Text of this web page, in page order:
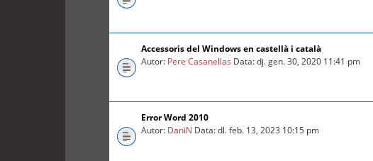
Accessoris del Windows en castellà i català
Autor: Pere Casanellas Data: dj. gen. 30, 2020 11:41 pm
Error Word 2010
Autor: DaniN Data: dl. feb. 13, 2023 10:15 pm